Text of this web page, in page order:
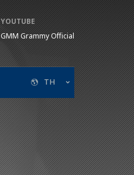
YOUTUBE
GMM Grammy Official
TH